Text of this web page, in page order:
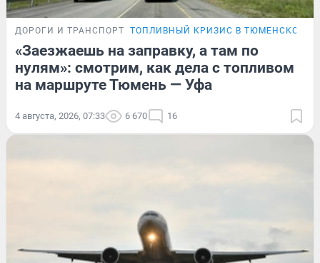
ДОРОГИ И ТРАНСПОРТ ТОПЛИВНЫЙ КРИЗИС В ТЮМЕНСКОЙ
«Заезжаешь на заправку, а там по
нулям»: смотрим, как дела с топливом
на маршруте Тюмень — Уфа
4 августа, 2026, 07:33 6 670 16